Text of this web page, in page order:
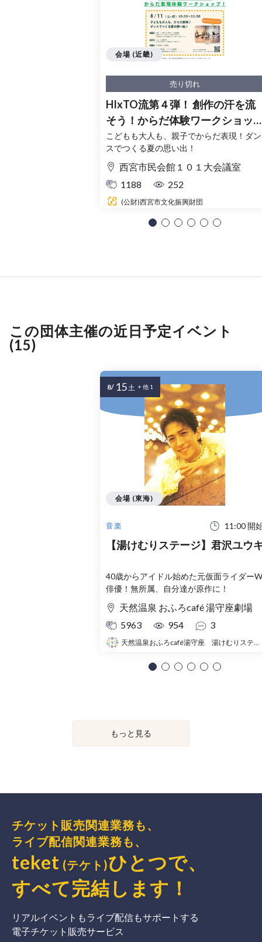
売り切れ
HIxTO流第４弾！ 創作の汗を流
そう！からだ体験ワークショッ
プ！
こどもも大人も、親子でからだ表現！ダン
スでつくる夏の思い出！
西宮市民会館１０１大会議室
1188
252
(公財)西宮市文化振興財団
会場 (近畿)
この団体主催の近日予定イベント
(15)
音楽 11:00 開
【湯けむりステージ】君沢ユウ
40歳からアイドル始めた元仮面ライダーW
俳優！無所属、自分達が原作に！
天然温泉 おふろcafé 湯守座劇場
5963
954 3
天然温泉おふろcafé湯守座 湯けむりステージ
会場 (東海)
8/ 15土 + 他 1
もっと見る
チケット販売関連業務も、
ライブ配信関連業務も、
teket (テケト)ひとつで、
すべて完結 します ！
リアルイベントもライブ配信もサポートする
電子チケット販売サービス